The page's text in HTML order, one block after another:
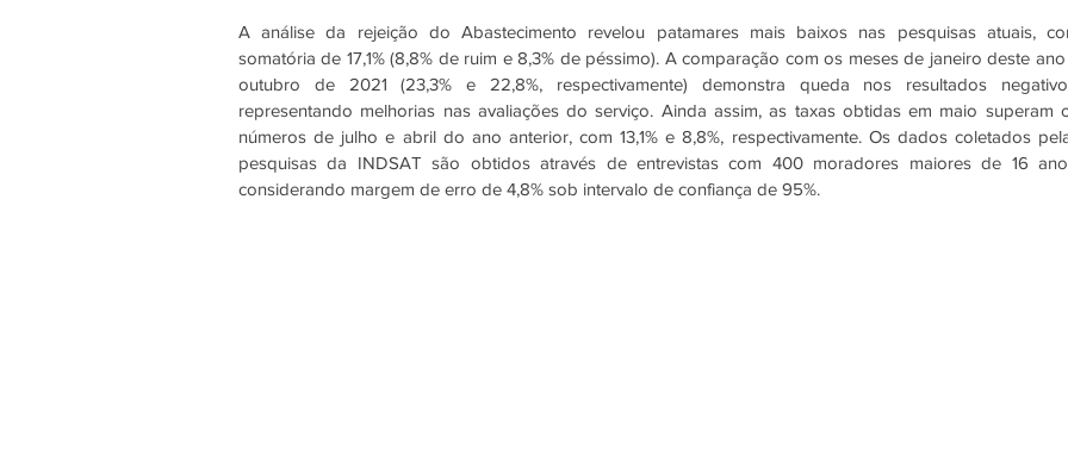
A análise da rejeição do Abastecimento revelou patamares mais baixos nas pesquisas atuais,
somatória de 17,1% (8,8% de ruim e 8,3% de péssimo). A comparação com os meses de janeiro deste
outubro de 2021 (23,3% e 22,8%, respectivamente) demonstra queda nos resultados
representando melhorias nas avaliações do serviço. Ainda assim, as taxas obtidas em maio superam
números de julho e abril do ano anterior, com 13,1% e 8,8%, respectivamente. Os dados coletados
pesquisas da INDSAT são obtidos através de entrevistas com 400 moradores maiores de 16
considerando margem de erro de 4,8% sob intervalo de confiança de 95%.